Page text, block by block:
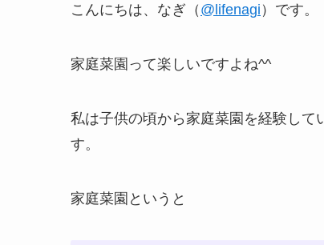
こんにちは、なぎ（ @lifenagi ）です。
家庭菜園って楽しいですよね^^
私は子供の頃から家庭菜園を経験して
す。
家庭菜園というと